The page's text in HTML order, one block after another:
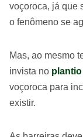
voçoroca, já que
o fenômeno se
Mas, ao mesmo
invista no
voçoroca para
existir.